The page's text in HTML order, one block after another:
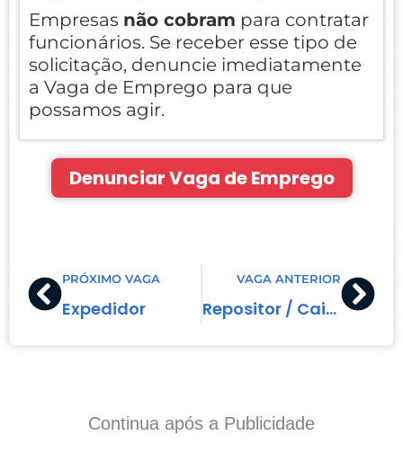
Empresas não cobram para contratar
funcionários. Se receber esse tipo de
solicitação, denuncie imediatamente
a Vaga de Emprego para que
possamos agir.
Denunciar Vaga de Emprego
Prev
PRÓXIMO VAGA
Expedidor
VAGA ANTERIOR
Repositor / Caixa
Continua após a Publicidade